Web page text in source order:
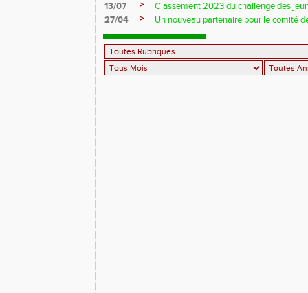
13/07
>
Classement 2023 du challenge des
27/04
> Un nouveau partenaire pour le comité